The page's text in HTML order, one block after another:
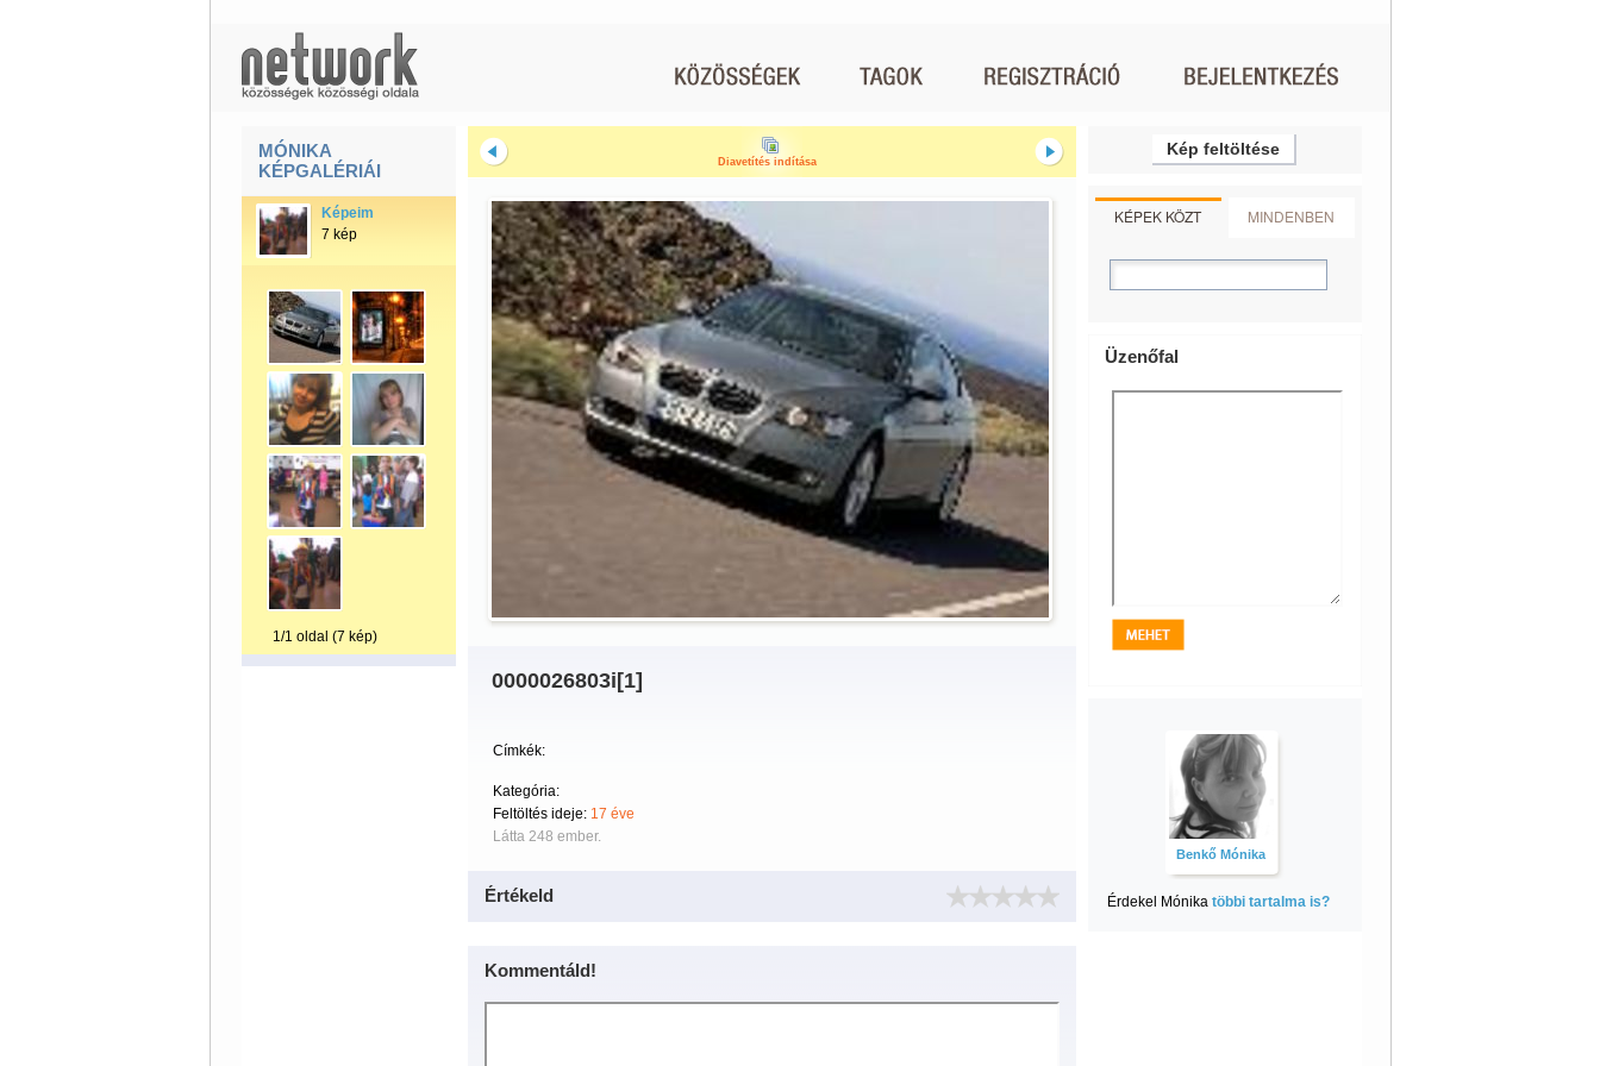
MÓNIKA
KÉPGALÉRIÁI
Képeim
7 kép
1/1 oldal (7 kép)
Diavetítés indítása
0000026803i[1]
Címkék:
Kategória:
Feltöltés ideje: 17 éve
Látta 248 ember.
Értékeld
Kommentáld!
Kép feltöltése
KÉPEK KÖZT MINDENBEN
Üzenőfal
Benkő Mónika
Érdekel Mónika többi tartalma is?